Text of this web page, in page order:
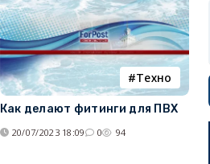
Tехно
Как делают фитинги для ПВХ
20/07/2023 18:09 0 94